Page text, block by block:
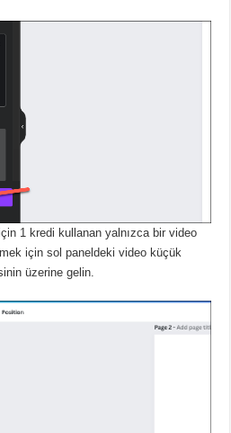
1 kredi kullanan yalnızca bir video
için sol paneldeki video küçük
üzerine gelin.